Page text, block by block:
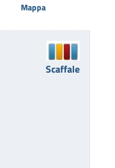
Mappa
Scaffale